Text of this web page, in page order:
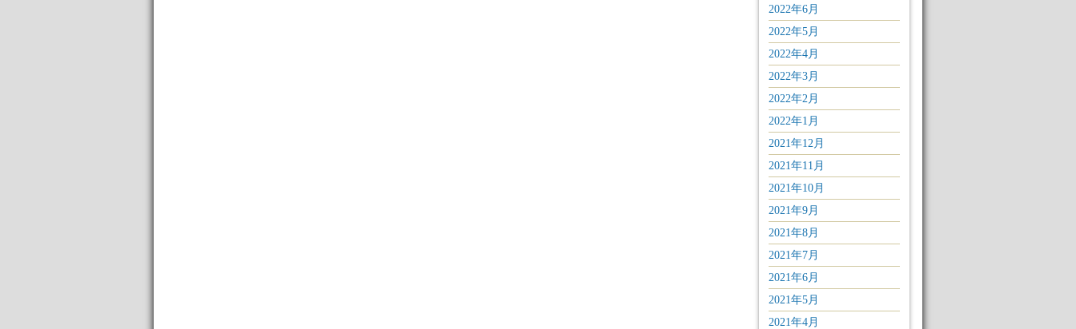
2022年6月
2022年5月
2022年4月
2022年3月
2022年2月
2022年1月
2021年12月
2021年11月
2021年10月
2021年9月
2021年8月
2021年7月
2021年6月
2021年5月
2021年4月